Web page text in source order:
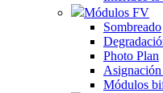
Módulos FV
Sombreado
Photo Plan
Módulos